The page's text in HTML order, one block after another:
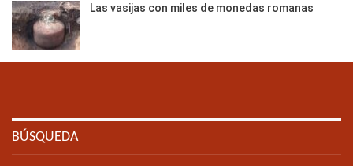
Las vasijas con miles de monedas romanas
BÚSQUEDA